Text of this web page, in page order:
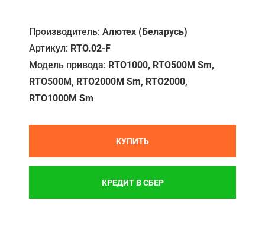
Кредит
О компании
Отзывы
Контакты
Производитель: Алютех (Беларусь)
Артикул: RTO.02-F
Модель привода: RTO1000, RTO500M Sm,
RTO500M, RTO2000M Sm, RTO2000,
RTO1000M Sm
КУПИТЬ
КРЕДИТ В СБЕР